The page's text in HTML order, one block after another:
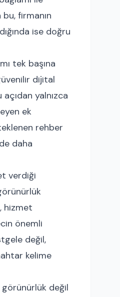
bu, firmanın
ise doğru
tek başına
dijital
yalnızca
ek
rehber
daha
verdiği
hizmet
önemli
değil,
kelime
görünürlük değil